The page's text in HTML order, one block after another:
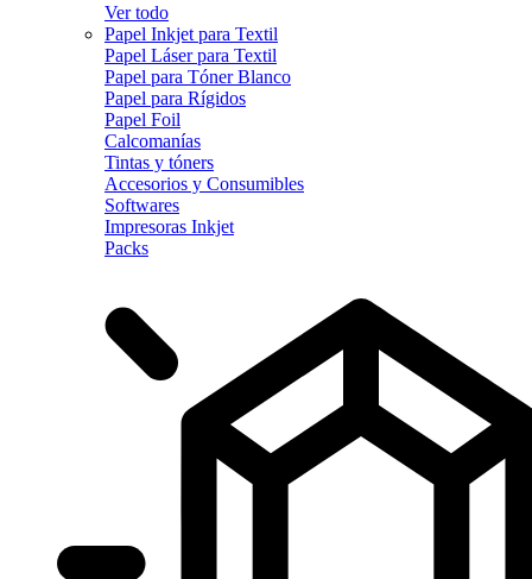
Ver todo
Papel Inkjet para Textil
Papel Láser para Textil
Papel para Tóner Blanco
Papel para Rígidos
Papel Foil
Calcomanías
Tintas y tóners
Accesorios y Consumibles
Softwares
Impresoras Inkjet
Packs